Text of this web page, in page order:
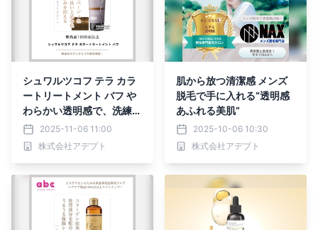
シュワルツコフ テラ カラ
ートリートメント バフ や
わらかい透明感で、洗練さ
れたベージュヘアに。
2025-11-06 11:00
株式会社アデプト
肌から放つ清潔感 メンズ
脱毛で手に入れる“透明感
あふれる美肌”
2025-10-06 10:30
株式会社アデプト